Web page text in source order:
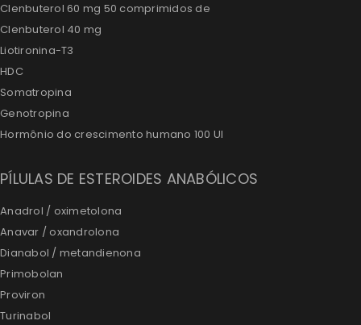
Clenbuterol 60 mg 50 comprimidos de
Clenbuterol 40 mg
Liotironina-T3
HDC
Somatropina
Genotropina
Hormônio do crescimento humano 100 UI
PÍLULAS DE ESTEROIDES ANABÓLICOS
Anadrol / oximetolona
Anavar / oxandrolona
Dianabol / metandienona
Primobolan
Proviron
Turinabol